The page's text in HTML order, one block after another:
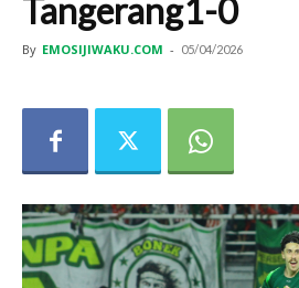
Tangerang1-0
By EMOSIJIWAKU.COM - 05/04/2026